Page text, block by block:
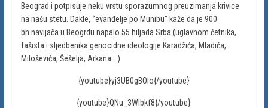
Beograd i potpisuje neku vrstu sporazumnog preuzimanja krivice
na našu stetu. Dakle, ‘’evanđelje po Munibu’’ kaže da je 900
bh.navijača u Beogrdu napalo 55 hiljada Srba (uglavnom četnika,
fašista i sljedbenika genocidne ideologije Karadžića, Mladića,
Miloševića, Šešelja, Arkana….)
{youtube}yj3UB0gBOIo{/youtube}
{youtube}QNu_3Wlbkf8{/youtube}